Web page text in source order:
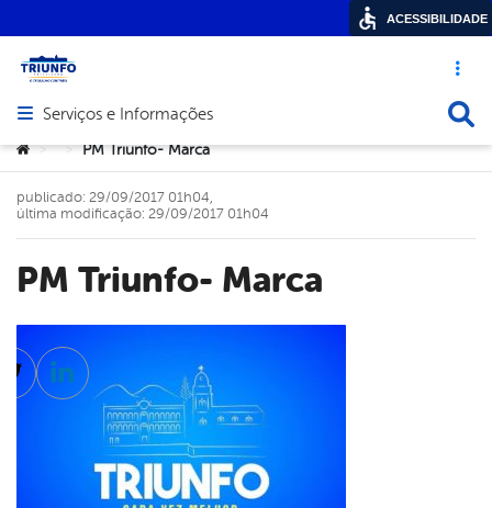
Acesso
Abrir menu principal de navegação
Serviços e Informações
Você está aqui:
> > PM Triunfo- Marca
PM Triunfo- Marca
publicado: 29/09/2017 01h04,
última modificação: 29/09/2017 01h04
Twitter
Linkedin
ACESSIBILIDADE